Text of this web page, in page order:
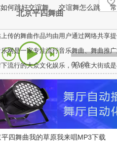
北京平四舞曲
00:00
平四舞曲我的草原我来唱MP3下载
何跳好交谊舞 交谊舞怎么跳
传的舞曲作品均由用户通过网络共享
网是一家专注流行音乐舞曲、舞曲推
流行的大众文化娱乐，无论在大街或